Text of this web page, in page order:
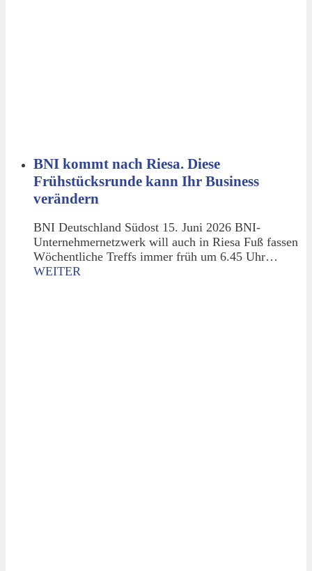
BNI kommt nach Riesa. Diese
Frühstücksrunde kann Ihr Business
verändern
BNI Deutschland Südost 15. Juni 2026 BNI-
Unternehmernetzwerk will auch in Riesa Fuß fassen
Wöchentliche Treffs immer früh um 6.45 Uhr…
WEITER